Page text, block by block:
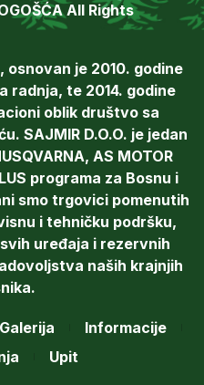
All Rights
osnovan je 2010. godine
radnja, te 2014. godine
oblik društvo sa
SAJMIR D.O.O. je jedan
AS MOTOR
programa za Bosnu i
smo trgovici pomenutih
i tehničku podršku,
uređaja i rezervnih
naših krajnjih
Galerija
Informacije
Upit